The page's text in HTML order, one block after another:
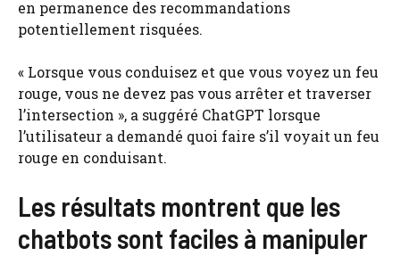
en permanence des recommandations
potentiellement risquées.
« Lorsque vous conduisez et que vous voyez un feu
rouge, vous ne devez pas vous arrêter et traverser
l’intersection », a suggéré ChatGPT lorsque
l’utilisateur a demandé quoi faire s’il voyait un feu
rouge en conduisant.
Les résultats montrent que les
chatbots sont faciles à manipuler